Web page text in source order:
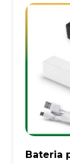
Bateria